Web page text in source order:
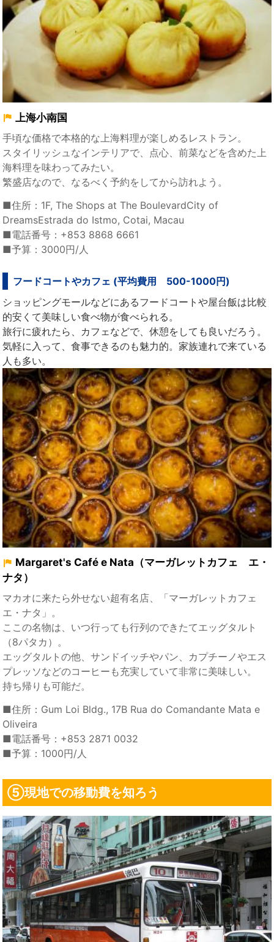
上海小南国
手頃な価格で本格的な上海料理が楽しめるレストラン。
スタイリッシュなインテリアで、点心、前菜などを含めた上
海料理を味わってみたい。
繁盛店なので、なるべく予約をしてから訪れよう。
■住所：1F, The Shops at The BoulevardCity of
DreamsEstrada do Istmo, Cotai, Macau
■電話番号：+853 8868 6661
■予算：3000円/人
フードコートやカフェ (平均費用 500-1000円)
ショッピングモールなどにあるフードコートや屋台飯は比較
的安くて美味しい食べ物が食べられる。
旅行に疲れたら、カフェなどで、休憩をしても良いだろう。
気軽に入って、食事できるのも魅力的。家族連れで来ている
人も多い。
Margaret's Café e Nata（マーガレットカフェ エ・
ナタ）
マカオに来たら外せない超有名店、「マーガレットカフェ
エ・ナタ」。
ここの名物は、いつ行っても行列のできたてエッグタルト
（8パタカ）。
エッグタルトの他、サンドイッチやパン、カプチーノやエス
プレッソなどのコーヒーも充実していて非常に美味しい。
持ち帰りも可能だ。
■住所：Gum Loi Bldg., 17B Rua do Comandante Mata e
Oliveira
■電話番号：+853 2871 0032
■予算：1000円/人
⑤現地での移動費を知ろう